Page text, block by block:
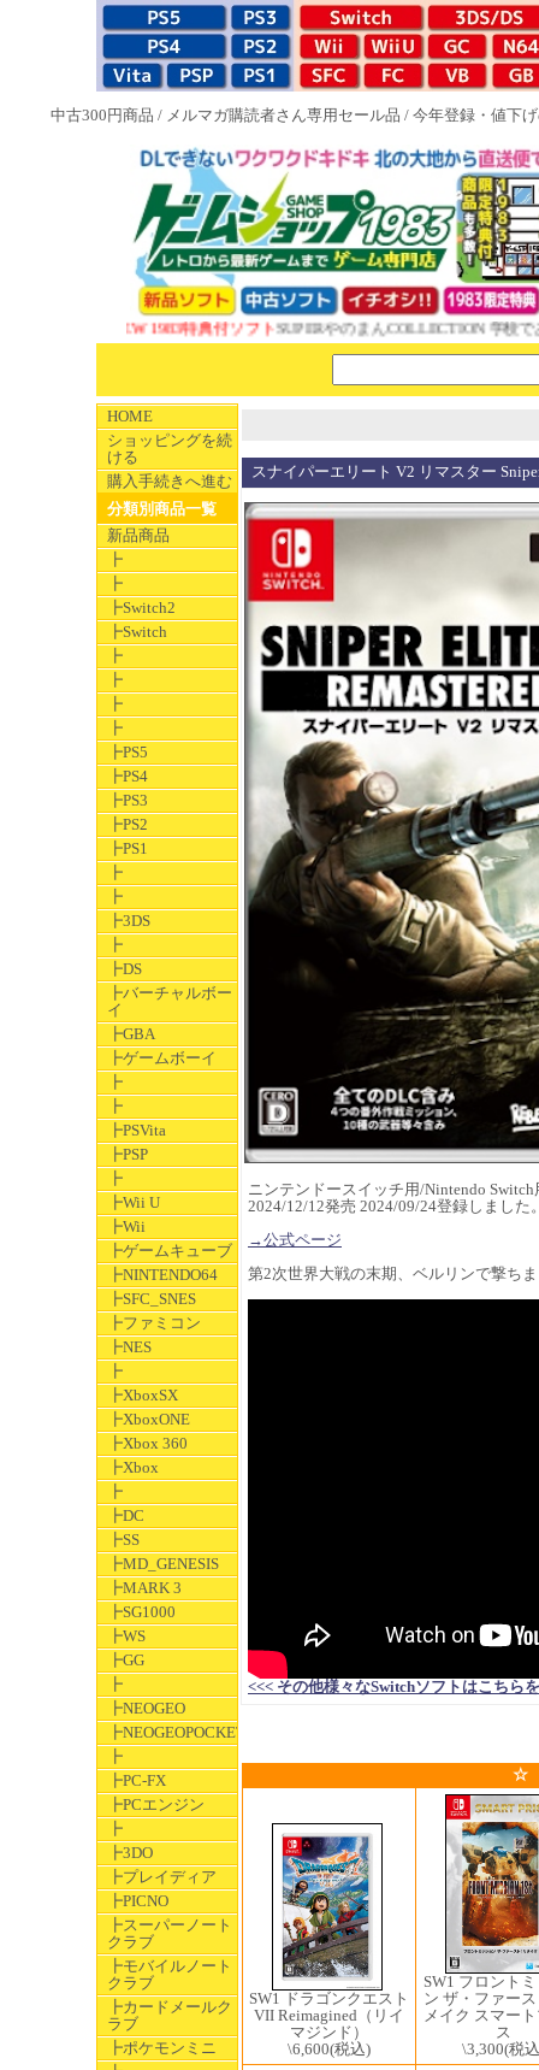
中古300円商品 / メルマガ購読者さん専用セール品 / 今年登録・値下
NEW 1983特典付ソフトSUPERやのまんCOLLECTION 学校であっ
HOME
ショッピングを続
ける
購入手続きへ進む
分類別商品一覧
新品商品
┣
┣
┣Switch2
┣Switch
┣
┣
┣
┣
┣PS5
┣PS4
┣PS3
┣PS2
┣PS1
┣
┣
┣3DS
┣
┣DS
┣バーチャルボー
イ
┣GBA
┣ゲームボーイ
┣
┣
┣PSVita
┣PSP
┣
┣Wii U
┣Wii
┣ゲームキューブ
┣NINTENDO64
┣SFC_SNES
┣ファミコン
┣NES
┣
┣XboxSX
┣XboxONE
┣Xbox 360
┣Xbox
┣
┣DC
┣SS
┣MD_GENESIS
┣MARK 3
┣SG1000
┣WS
┣GG
┣
┣NEOGEO
┣NEOGEOPOCKET
┣
┣PC-FX
┣PCエンジン
┣
┣3DO
┣プレイディア
┣PICNO
┣スーパーノート
クラブ
┣モバイルノート
クラブ
┣カードメールク
ラブ
┣ポケモンミニ
スナイパーエリート V2 リマスター
ニンテンドースイッチ用/Nintendo
2024/12/12発売 2024/09/24登録しました
→公式ページ
第2次世界大戦の末期、ベルリンで撃ち
<<< その他様々なSwitchソフトはこちら
☆
SW1 ドラゴンクエスト
VII Reimagined（リイ
マジンド）
\6,600(税込)
SW1 フロント
ン ザ・ファー
メイク スマー
ス
\3,300(税